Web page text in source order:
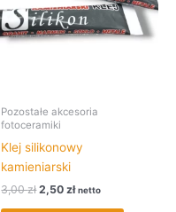
Pozostałe akcesoria
fotoceramiki
Klej silikonowy
kamieniarski
3,00zł 2,50zł netto